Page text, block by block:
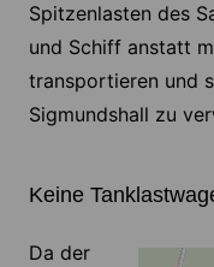
Spitzenlasten des
und Schiff anstatt
transportieren und
Sigmundshall zu
Keine
Da der